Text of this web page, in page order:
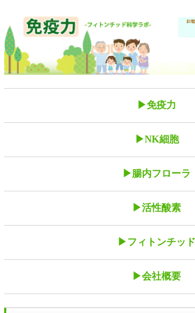
▶免疫力
▶NK細胞
▶腸内フローラ
▶活性酸素
▶フィトンチッド
▶会社概要